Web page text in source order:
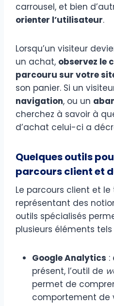
carrousel, et bien
orienter l’utilisateur.
Lorsqu’un visiteur
un achat, observez le
parcouru sur votre
son panier. Si un
navigation, ou un
cherchez à savoir à
d’achat celui-ci a
Quelques outils
parcours client et
Le parcours client et
représentant des
outils spécialisés
plusieurs éléments tels
Google Analytics :
présent, l’outil de
permet de
comportement de